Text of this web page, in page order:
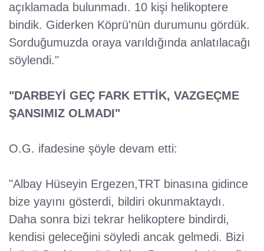
açıklamada bulunmadı. 10 kişi helikoptere
bindik. Giderken Köprü'nün durumunu gördük.
Sorduğumuzda oraya varıldığında anlatılacağı
söylendi."
"DARBEYİ GEÇ FARK ETTİK, VAZGEÇME
ŞANSIMIZ OLMADI"
O.G. ifadesine şöyle devam etti:
"Albay Hüseyin Ergezen,TRT binasına gidince
bize yayını gösterdi, bildiri okunmaktaydı.
Daha sonra bizi tekrar helikoptere bindirdi,
kendisi geleceğini söyledi ancak gelmedi. Bizi